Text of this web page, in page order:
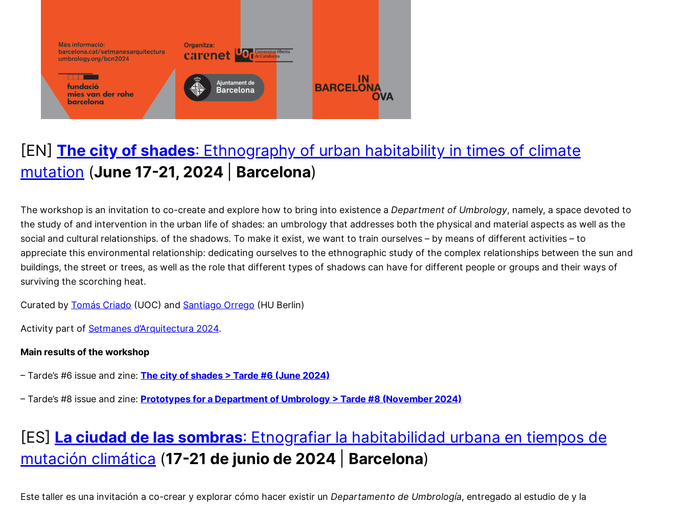
[EN] The city of shades: Ethnography of urban habitability in times of climate
mutation (June 17-21, 2024 Barcelona)
The workshop is an invitation to co-create and explore how to bring into existence a Department of Umbrology, namely, a space devoted to
the study of and intervention in the urban life of shades: an umbrology that addresses both the physical and material aspects as well as the
social and cultural relationships. of the shadows. To make it exist, we want to train ourselves – by means of different activities – to
appreciate this environmental relationship: dedicating ourselves to the ethnographic study of the complex relationships between the sun and
buildings, the street or trees, as well as the role that different types of shadows can have for different people or groups and their ways of
surviving the scorching heat.
Curated by Tomás Criado (UOC) and Santiago Orrego (HU Berlin)
Activity part of Setmanes d’Arquitectura 2024.
Main results of the workshop
– Tarde’s #6 issue and zine: The city of shades > Tarde #6 (June 2024)
– Tarde’s #8 issue and zine: Prototypes for a Department of Umbrology > Tarde #8 (November 2024)
[ES] La ciudad de las sombras: Etnografiar la habitabilidad urbana en tiempos de
mutación climática (17-21 de junio de 2024 Barcelona)
Este taller es una invitación a co-crear y explorar cómo hacer existir un Departamento de Umbrología, entregado al estudio de y la